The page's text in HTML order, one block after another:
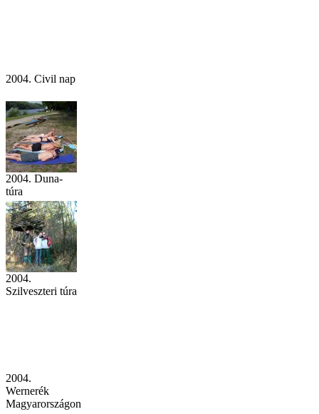
2004. Civil nap
2004. Duna-
túra
2004.
Szilveszteri túra
2004.
Wernerék
Magyarországon